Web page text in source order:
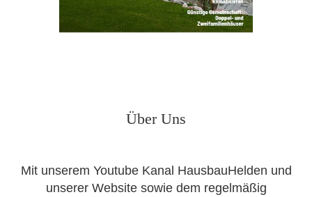
Über Uns
Mit unserem Youtube Kanal HausbauHelden und
unserer Website sowie dem regelmäßig